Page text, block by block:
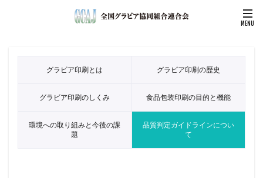
グラビア印刷とは グラビア印刷の歴史
グラビア印刷のしくみ 食品包装印刷の目的と機能
環境への取り組みと今後の課
題
品質判定ガイドラインについ
て